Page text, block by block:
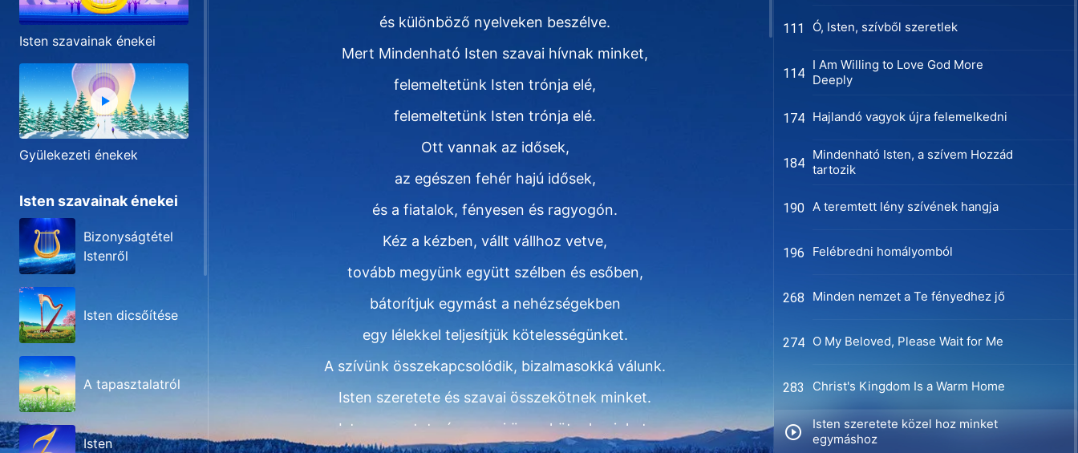
Isten szavainak énekei
Gyülekezeti énekek
Isten szavainak énekei
Bizonyságtétel
Istenről
Isten dicsőítése
A tapasztalatról
Isten
és különböző nyelveken beszélve.
Mert Mindenható Isten szavai hívnak minket,
felemeltetünk Isten trónja elé,
felemeltetünk Isten trónja elé.
Ott vannak az idősek,
az egészen fehér hajú idősek,
és a fiatalok, fényesen és ragyogón.
Kéz a kézben, vállt vállhoz vetve,
tovább megyünk együtt szélben és esőben,
bátorítjuk egymást a nehézségekben
egy lélekkel teljesítjük kötelességünket.
A szívünk összekapcsolódik, bizalmasokká válunk.
Isten szeretete és szavai összekötnek minket.
Isten szeretete és szavai összekötnek minket.
111 Ó, Isten, szívből szeretlek
114
I Am Willing to Love God More
Deeply
174 Hajlandó vagyok újra felemelkedni
184
Mindenható Isten, a szívem Hozzád
tartozik
190 A teremtett lény szívének hangja
196 Felébredni homályomból
268 Minden nemzet a Te fényedhez jő
274 O My Beloved, Please Wait for Me
283 Christ's Kingdom Is a Warm Home
Isten szeretete közel hoz minket
egymáshoz